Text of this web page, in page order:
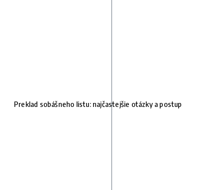
Preklad sobášneho listu: najčastejšie otázky a postup